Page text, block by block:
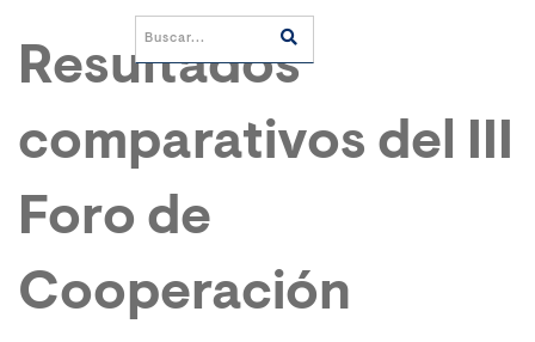
Resultados
comparativos del III
Foro de
Cooperación